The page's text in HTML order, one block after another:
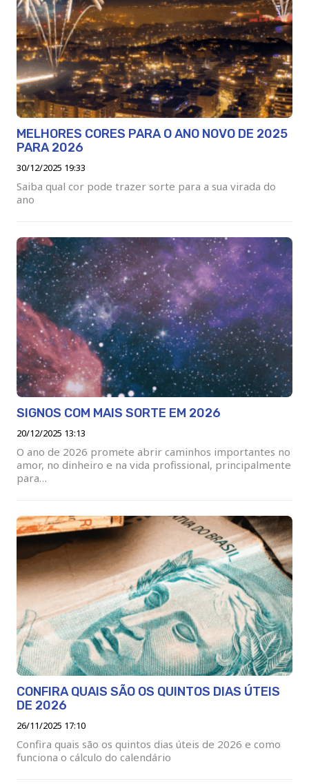
MELHORES CORES PARA O ANO NOVO DE 2025
PARA 2026
30/12/2025 19:33
Saiba qual cor pode trazer sorte para a sua virada do
ano
SIGNOS COM MAIS SORTE EM 2026
20/12/2025 13:13
O ano de 2026 promete abrir caminhos importantes no
amor, no dinheiro e na vida profissional, principalmente
para…
CONFIRA QUAIS SÃO OS QUINTOS DIAS ÚTEIS
DE 2026
26/11/2025 17:10
Confira quais são os quintos dias úteis de 2026 e como
funciona o cálculo do calendário